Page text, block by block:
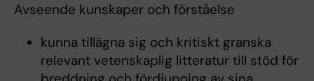
Avseende kunskaper och förståelse
kunna tillägna sig och kritiskt granska
relevant vetenskaplig litteratur till stöd för